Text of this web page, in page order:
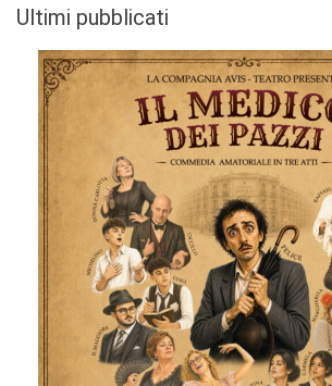
Ultimi pubblicati